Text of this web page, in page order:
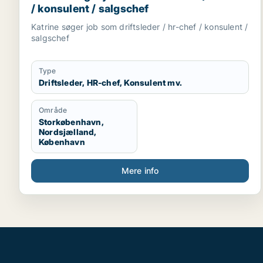
/ konsulent / salgschef
Katrine søger job som driftsleder / hr-chef / konsulent /
salgschef
Type
Driftsleder, HR-chef, Konsulent mv.
Område
Storkøbenhavn,
Nordsjælland,
København
Mere info